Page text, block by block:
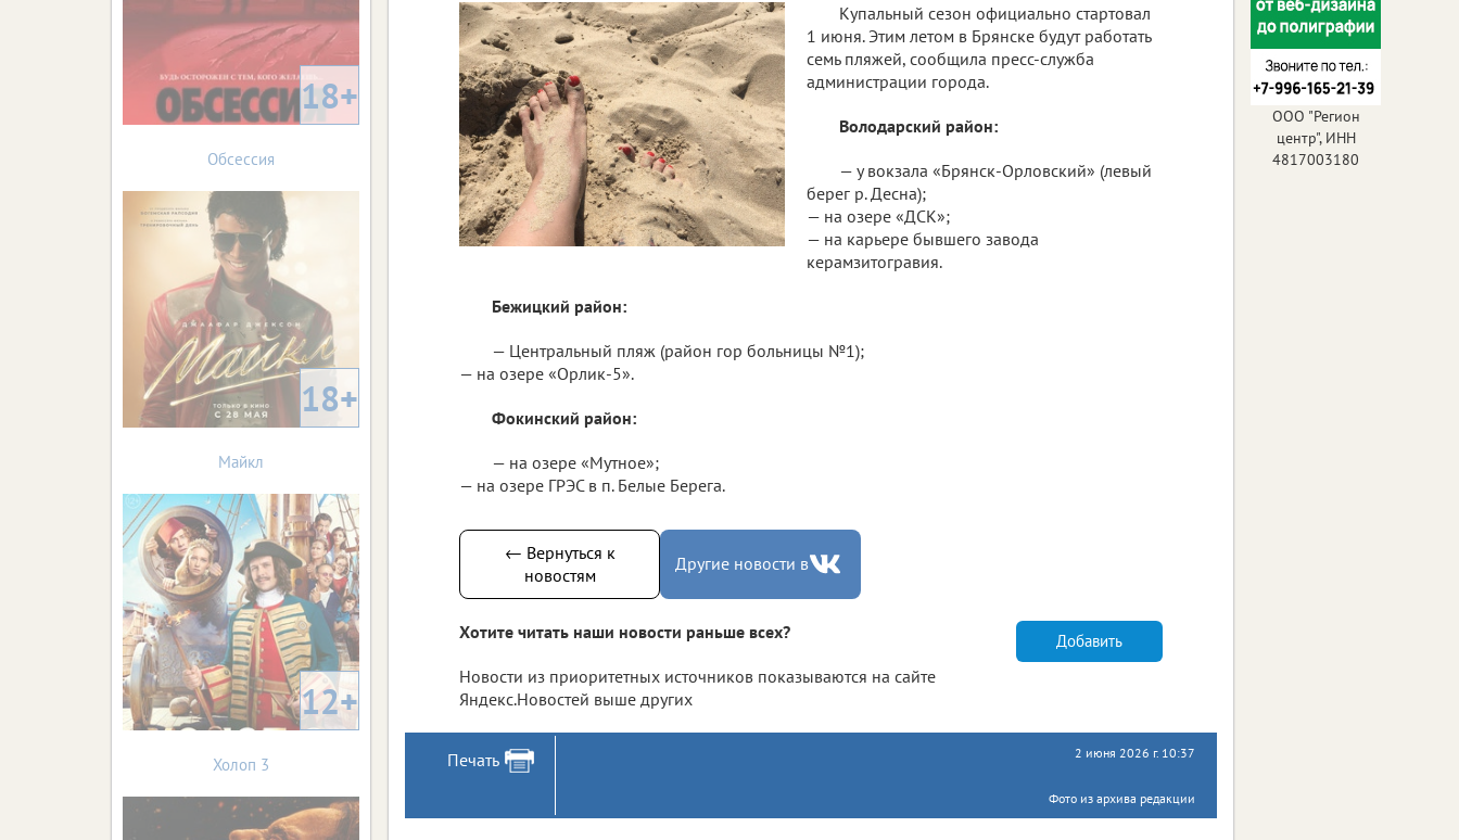
Купальный сезон официально стартовал
1 июня. Этим летом в Брянске будут работать
семь пляжей, сообщила пресс-служба
администрации города.
Володарский район:
— у вокзала «Брянск-Орловский» (левый
берег р. Десна);
— на озере «ДСК»;
— на карьере бывшего завода
керамзитогравия.
Бежицкий район:
— Центральный пляж (район гор больницы №1);
— на озере «Орлик-5».
Фокинский район:
— на озере «Мутное»;
— на озере ГРЭС в п. Белые Берега.
← Вернуться к
новостям
Другие новости в
Хотите читать наши новости раньше всех?
Новости из приоритетных источников показываются на сайте
Яндекс.Новостей выше других
Добавить
Печать 2 июня 2026 г. 10:37
Фото из архива редакции
18+
Обсессия
18+
Майкл
12+
Холоп 3
ООО "Регион
центр", ИНН
4817003180